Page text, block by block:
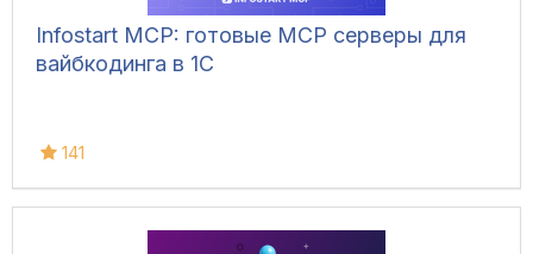
Infostart MCP: готовые MCP серверы для
вайбкодинга в 1С
141